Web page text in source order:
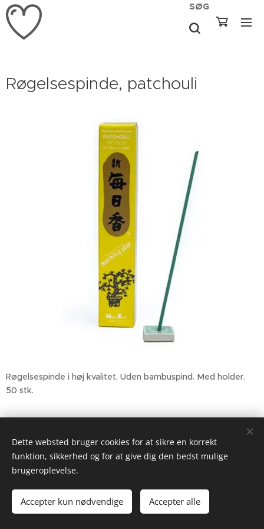
SØG
Røgelsespinde, patchouli
Røgelsespinde i høj kvalitet. Uden bambuspind. Med holder.
50 stk.
Drevet afWebnode Cookies
Dette websted bruger cookies for at sikre en korrekt
funktion, sikkerhed og for at give dig den bedst mulige
brugeroplevelse.
Accepter kun nødvendige Accepter alle